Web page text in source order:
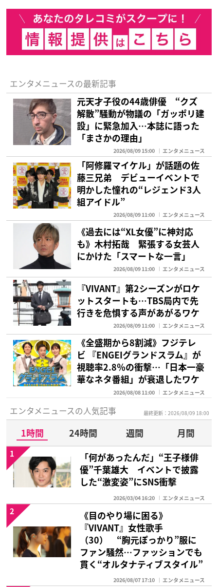
エンタメニュースの最新記事
元天才子役の44歳俳優 “クズ
解散”騒動が物議の「ガッポリ建
設」に緊急加入…本誌に語った
「まさかの理由」
2026/08/09 15:00 エンタメニュース
「阿修羅マイケル」が話題の佐
藤三兄弟 デビューイベントで
明かした憧れの“レジェンド3人
組アイドル”
2026/08/09 11:00 エンタメニュース
《過去には“XL女優”に神対応
も》木村拓哉 緊張する女芸人
にかけた「スマートな一言」
2026/08/09 11:00 エンタメニュース
『VIVANT』第2シーズンがロケ
ットスタートも…TBS局内で先
行きを危惧する声があがるワケ
2026/08/09 11:00 エンタメニュース
《全盛期から8割減》フジテレ
ビ 『ENGEIグランドスラム』が
視聴率2.8％の衝撃…「日本一豪
華なネタ番組」が衰退したワケ
2026/08/08 11:00 エンタメニュース
エンタメニュースの人気記事 最終更新：2026/08/09 18:00
1時間 24時間 週間
月間
「何があったんだ」“王子様俳
優”千葉雄大 イベントで披露
した“激変姿”にSNS衝撃
2026/03/04 16:20 エンタメニュース
1
《目のやり場に困る》
『VIVANT』女性歌手
（30） “胸元ぽっかり”服に
ファン騒然…ファッションでも
貫く“オルタナティブスタイル”
2026/08/07 17:10 エンタメニュース
2